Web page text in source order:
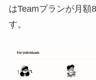
はTeamプランが月額
す。